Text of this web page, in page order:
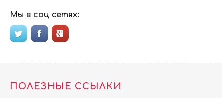
Мы в соц сетях:
ПОЛЕЗНЫЕ ССЫЛКИ